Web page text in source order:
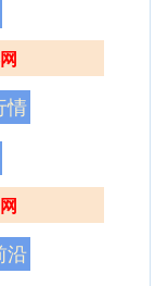
情
沿